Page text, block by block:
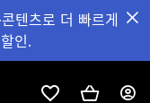
텐츠로 더 빠르게
인.